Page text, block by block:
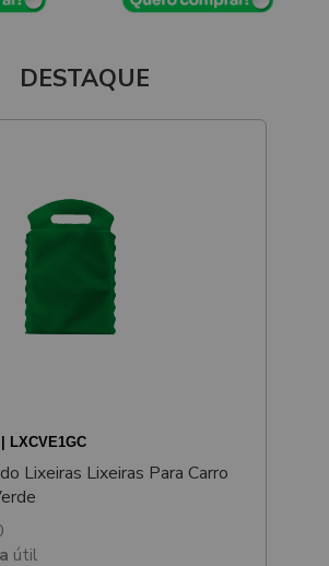
DESTAQUE
LXCVE1GC
Lixeiras Lixeiras Para Carro
útil